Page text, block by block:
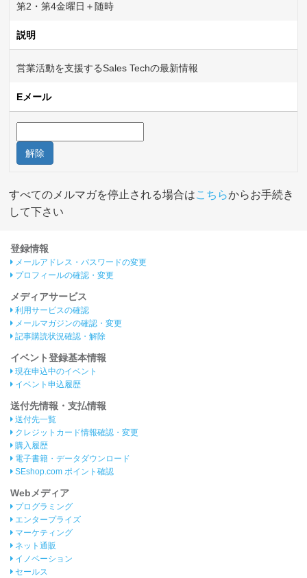
第2・第4金曜日＋随時
説明
営業活動を支援するSales Techの最新情報
Eメール
解除
すべてのメルマガを停止される場合はこちらからお手続き
して下さい
登録情報
メールアドレス・パスワードの変更
プロフィールの確認・変更
メディアサービス
利用サービスの確認
メールマガジンの確認・変更
記事購読状況確認・解除
イベント登録基本情報
現在申込中のイベント
イベント申込履歴
送付先情報・支払情報
送付先一覧
クレジットカード情報確認・変更
購入履歴
電子書籍・データダウンロード
SEshop.com ポイント確認
Webメディア
プログラミング
エンタープライズ
マーケティング
ネット通販
イノベーション
セールス